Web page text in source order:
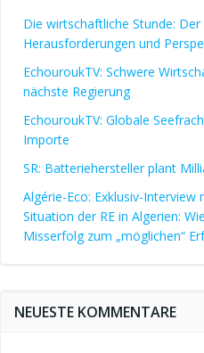
Die wirtschaftliche Stunde:
Herausforderungen und
EchouroukTV: Schwere
nächste Regierung
EchouroukTV: Globale
Importe
SR: Batteriehersteller plant
Algérie-Eco: Exklusiv-Interview
Situation der RE in Algerien:
Misserfolg zum „möglichen“
NEUESTE KOMMENTARE